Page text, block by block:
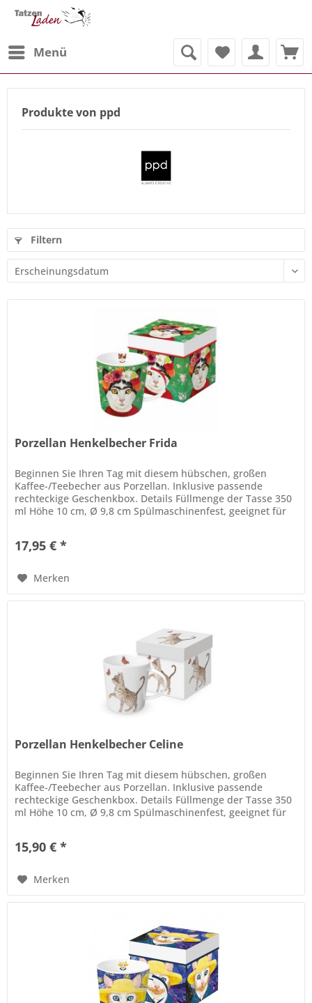
Menü
Produkte von ppd
Filtern
Porzellan Henkelbecher Frida
Beginnen Sie Ihren Tag mit diesem hübschen, großen
Kaffee-/Teebecher aus Porzellan. Inklusive passende
rechteckige Geschenkbox. Details Füllmenge der Tasse 350
ml Höhe 10 cm, Ø 9,8 cm Spülmaschinenfest, geeignet für
17,95 € *
Merken
Porzellan Henkelbecher Celine
Beginnen Sie Ihren Tag mit diesem hübschen, großen
Kaffee-/Teebecher aus Porzellan. Inklusive passende
rechteckige Geschenkbox. Details Füllmenge der Tasse 350
ml Höhe 10 cm, Ø 9,8 cm Spülmaschinenfest, geeignet für
15,90 € *
Merken